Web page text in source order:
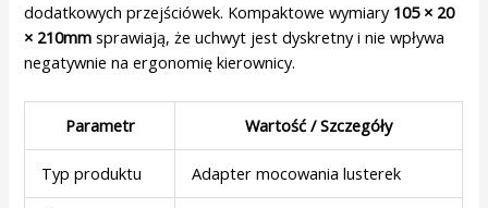
dodatkowych przejściówek. Kompaktowe wymiary 105 × 20
× 210mm sprawiają, że uchwyt jest dyskretny i nie wpływa
negatywnie na ergonomię kierownicy.
Parametr Wartość / Szczegóły
Typ produktu Adapter mocowania lusterek